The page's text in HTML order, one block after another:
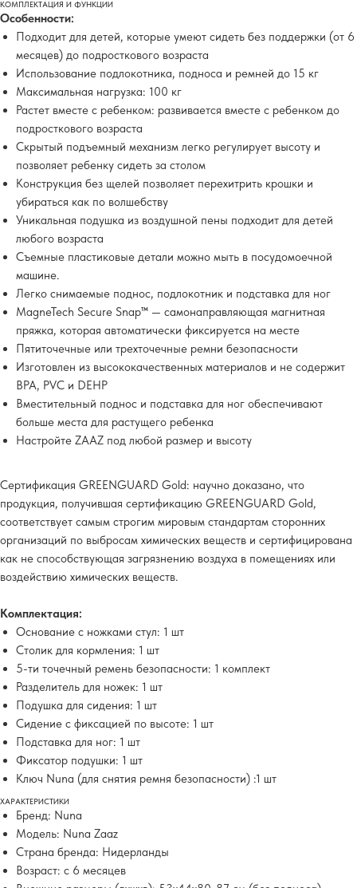
КОМПЛЕКТАЦИЯ И ФУНКЦИИ
Особенности:
Подходит для детей, которые умеют сидеть без поддержки (от 6
месяцев) до подросткового возраста
Использование подлокотника, подноса и ремней до 15 кг
Максимальная нагрузка: 100 кг
Растет вместе с ребенком: развивается вместе с ребенком до
подросткового возраста
Скрытый подъемный механизм легко регулирует высоту и
позволяет ребенку сидеть за столом
Конструкция без щелей позволяет перехитрить крошки и
убираться как по волшебству
Уникальная подушка из воздушной пены подходит для детей
любого возраста
Съемные пластиковые детали можно мыть в посудомоечной
машине.
Легко снимаемые поднос, подлокотник и подставка для ног
MagneTech Secure Snap™ — самонаправляющая магнитная
пряжка, которая автоматически фиксируется на месте
Пятиточечные или трехточечные ремни безопасности
Изготовлен из высококачественных материалов и не содержит
BPA, PVC и DEHP
Вместительный поднос и подставка для ног обеспечивают
больше места для растущего ребенка
Настройте ZAAZ под любой размер и высоту
Сертификация GREENGUARD Gold: научно доказано, что
продукция, получившая сертификацию GREENGUARD Gold,
соответствует самым строгим мировым стандартам сторонних
организаций по выбросам химических веществ и сертифицирована
как не способствующая загрязнению воздуха в помещениях или
воздействию химических веществ.
Комплектация:
Основание с ножками стул: 1 шт
Столик для кормления: 1 шт
5-ти точечный ремень безопасности: 1 комплект
Разделитель для ножек: 1 шт
Подушка для сидения: 1 шт
Сидение с фиксацией по высоте: 1 шт
Подставка для ног: 1 шт
Фиксатор подушки: 1 шт
Ключ Nuna (для снятия ремня безопасности) :1 шт
ХАРАКТЕРИСТИКИ
Бренд: Nuna
Модель: Nuna Zaaz
Страна бренда: Нидерланды
Возраст: с 6 месяцев